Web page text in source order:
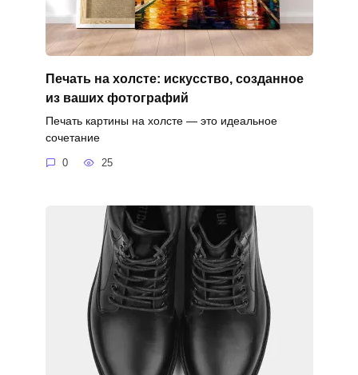
Печать на холсте: искусство, созданное
из ваших фотографий
Печать картины на холсте — это идеальное
сочетание
0 25